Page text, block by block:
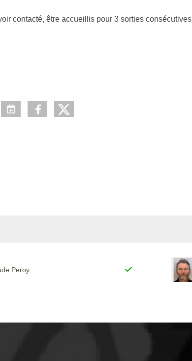
contacté, être accueillis pour 3 sorties consécutives
Peroy